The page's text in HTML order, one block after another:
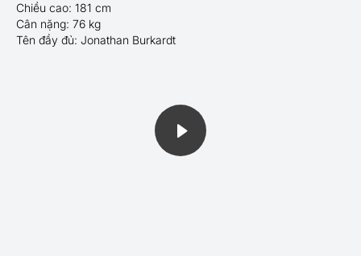
Chiều cao: 181 cm
Cân nặng: 76 kg
Tên đầy đủ: Jonathan Burkardt